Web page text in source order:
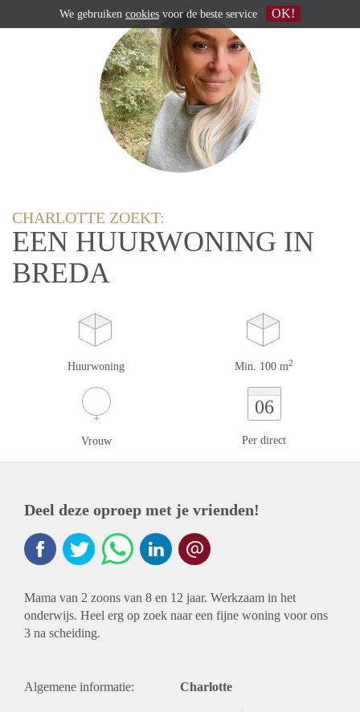
CHARLOTTE ZOEKT:
EEN HUURWONING IN
BREDA
Huurwoning Min. 100 m2
Vrouw
06
Per direct
Deel deze oproep met je vrienden!
Mama van 2 zoons van 8 en 12 jaar. Werkzaam in het
onderwijs. Heel erg op zoek naar een fijne woning voor ons
3 na scheiding.
Algemene informatie: Charlotte
We gebruiken cookies voor de beste service OK!